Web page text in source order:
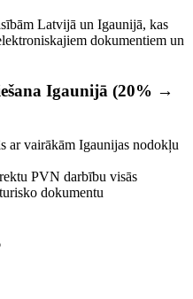
Latvijā un Igaunijā, kas
dokumentiem un
Igaunijā (20% →
ar vairākām Igaunijas nodokļu
PVN darbību visās
dokumentu